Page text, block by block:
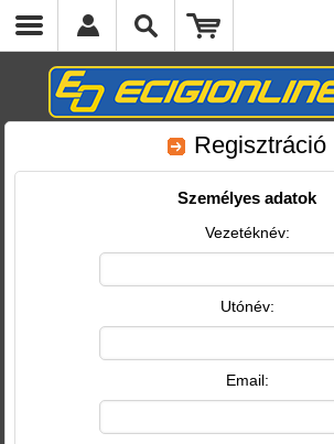
Regisztráció
Személyes adatok
Vezetéknév:
Utónév:
Email: